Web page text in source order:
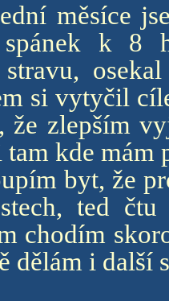
měsíce
k 8
stravu,
si vytyčil
že zlepším
tam kde mám
byt, že
ted
chodím
dělám i další